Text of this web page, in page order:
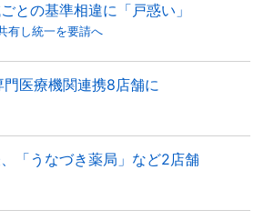
との基準相違に「戸惑い」
有し統一を要請へ
医療機関連携8店舗に
「うなづき薬局」など2店舗